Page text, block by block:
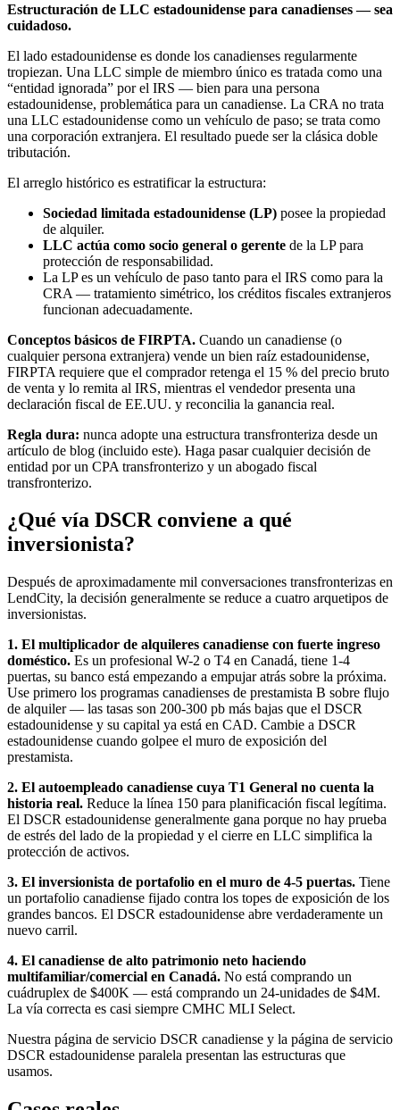
Estructuración de LLC estadounidense para canadienses — sea
cuidadoso.
El lado estadounidense es donde los canadienses regularmente
tropiezan. Una LLC simple de miembro único es tratada como una
“entidad ignorada” por el IRS — bien para una persona
estadounidense, problemática para un canadiense. La CRA no trata
una LLC estadounidense como un vehículo de paso; se trata como
una corporación extranjera. El resultado puede ser la clásica doble
tributación.
El arreglo histórico es estratificar la estructura:
Sociedad limitada estadounidense (LP) posee la propiedad
de alquiler.
LLC actúa como socio general o gerente de la LP para
protección de responsabilidad.
La LP es un vehículo de paso tanto para el IRS como para la
CRA — tratamiento simétrico, los créditos fiscales extranjeros
funcionan adecuadamente.
Conceptos básicos de FIRPTA. Cuando un canadiense (o
cualquier persona extranjera) vende un bien raíz estadounidense,
FIRPTA requiere que el comprador retenga el 15 % del precio bruto
de venta y lo remita al IRS, mientras el vendedor presenta una
declaración fiscal de EE.UU. y reconcilia la ganancia real.
Regla dura: nunca adopte una estructura transfronteriza desde un
artículo de blog (incluido este). Haga pasar cualquier decisión de
entidad por un CPA transfronterizo y un abogado fiscal
transfronterizo.
¿Qué vía DSCR conviene a qué
inversionista?
Después de aproximadamente mil conversaciones transfronterizas en
LendCity, la decisión generalmente se reduce a cuatro arquetipos de
inversionistas.
1. El multiplicador de alquileres canadiense con fuerte ingreso
doméstico. Es un profesional W-2 o T4 en Canadá, tiene 1-4
puertas, su banco está empezando a empujar atrás sobre la próxima.
Use primero los programas canadienses de prestamista B sobre flujo
de alquiler — las tasas son 200-300 pb más bajas que el DSCR
estadounidense y su capital ya está en CAD. Cambie a DSCR
estadounidense cuando golpee el muro de exposición del
prestamista.
2. El autoempleado canadiense cuya T1 General no cuenta la
historia real. Reduce la línea 150 para planificación fiscal legítima.
El DSCR estadounidense generalmente gana porque no hay prueba
de estrés del lado de la propiedad y el cierre en LLC simplifica la
protección de activos.
3. El inversionista de portafolio en el muro de 4-5 puertas. Tiene
un portafolio canadiense fijado contra los topes de exposición de los
grandes bancos. El DSCR estadounidense abre verdaderamente un
nuevo carril.
4. El canadiense de alto patrimonio neto haciendo
multifamiliar/comercial en Canadá. No está comprando un
cuádruplex de $400K — está comprando un 24-unidades de $4M.
La vía correcta es casi siempre CMHC MLI Select.
Nuestra página de servicio DSCR canadiense y la página de servicio
DSCR estadounidense paralela presentan las estructuras que
usamos.